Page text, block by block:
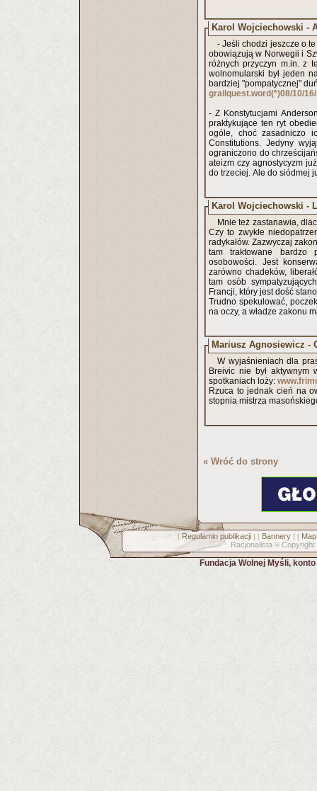
Karol Wojciechowski -
- Jeśli chodzi jeszcze o
obowiązują w Norwegii i
różnych przyczyn m.in. z
wolnomularski był jeden
bardziej "pompatycznej"
grailquest.word(*)08/10/
- Z Konstytucjami
praktykujące ten ryt
ogóle, choć zasadniczo
Constitutions. Jedyny
ograniczono do
ateizm czy agnostycyzm
do trzeciej. Ale do siódmej
Karol Wojciechowski -
Mnie też zastanawia,
Czy to zwykłe
radykałów. Zazwyczaj
tam traktowane bardzo
osobowości. Jest
zarówno chadeków,
tam osób
Francji, który jest dość
Trudno spekulować,
na oczy, a władze zakonu
Mariusz Agnosiewicz -
W wyjaśnieniach dla
Breivic nie był aktywnym
spotkaniach loży:
Rzuca to jednak cień na
stopnia mistrza
« Wróć do strony
[ Regulamin publikacji] [ Bannery] [
Racjonalista © Copyright
Fundacja Wolnej Myśli,